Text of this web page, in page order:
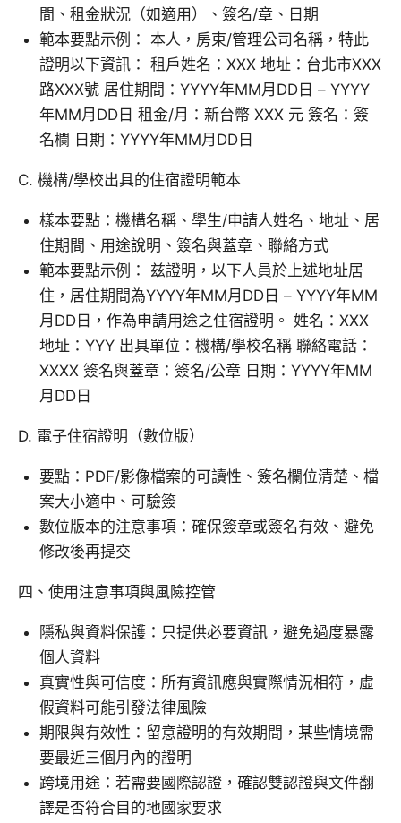
間、租金狀況（如適用）、簽名/章、日期
範本要點示例： 本人，房東/管理公司名稱，特此
證明以下資訊： 租戶姓名：XXX 地址：台北市XXX
路XXX號 居住期間：YYYY年MM月DD日 – YYYY
年MM月DD日 租金/月：新台幣 XXX 元 簽名：簽
名欄 日期：YYYY年MM月DD日
C. 機構/學校出具的住宿證明範本
樣本要點：機構名稱、學生/申請人姓名、地址、居
住期間、用途說明、簽名與蓋章、聯絡方式
範本要點示例： 兹證明，以下人員於上述地址居
住，居住期間為YYYY年MM月DD日 – YYYY年MM
月DD日，作為申請用途之住宿證明。 姓名：XXX
地址：YYY 出具單位：機構/學校名稱 聯絡電話：
XXXX 簽名與蓋章：簽名/公章 日期：YYYY年MM
月DD日
D. 電子住宿證明（數位版）
要點：PDF/影像檔案的可讀性、簽名欄位清楚、檔
案大小適中、可驗簽
數位版本的注意事項：確保簽章或簽名有效、避免
修改後再提交
四、使用注意事項與風險控管
隱私與資料保護：只提供必要資訊，避免過度暴露
個人資料
真實性與可信度：所有資訊應與實際情況相符，虛
假資料可能引發法律風險
期限與有效性：留意證明的有效期間，某些情境需
要最近三個月內的證明
跨境用途：若需要國際認證，確認雙認證與文件翻
譯是否符合目的地國家要求